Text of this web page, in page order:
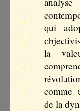
qui
la
comme
de la